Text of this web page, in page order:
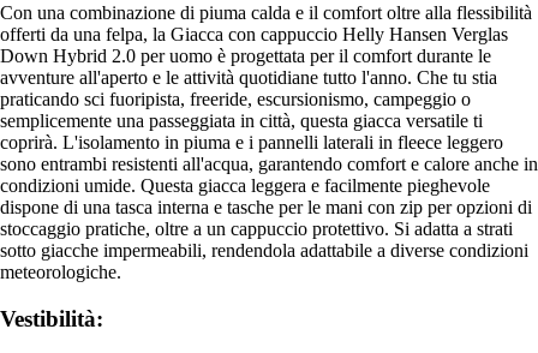
Con una combinazione di piuma calda e il comfort oltre alla flessibilità
offerti da una felpa, la Giacca con cappuccio Helly Hansen Verglas
Down Hybrid 2.0 per uomo è progettata per il comfort durante le
avventure all'aperto e le attività quotidiane tutto l'anno. Che tu stia
praticando sci fuoripista, freeride, escursionismo, campeggio o
semplicemente una passeggiata in città, questa giacca versatile ti
coprirà. L'isolamento in piuma e i pannelli laterali in fleece leggero
sono entrambi resistenti all'acqua, garantendo comfort e calore anche in
condizioni umide. Questa giacca leggera e facilmente pieghevole
dispone di una tasca interna e tasche per le mani con zip per opzioni di
stoccaggio pratiche, oltre a un cappuccio protettivo. Si adatta a strati
sotto giacche impermeabili, rendendola adattabile a diverse condizioni
meteorologiche.
Vestibilità: